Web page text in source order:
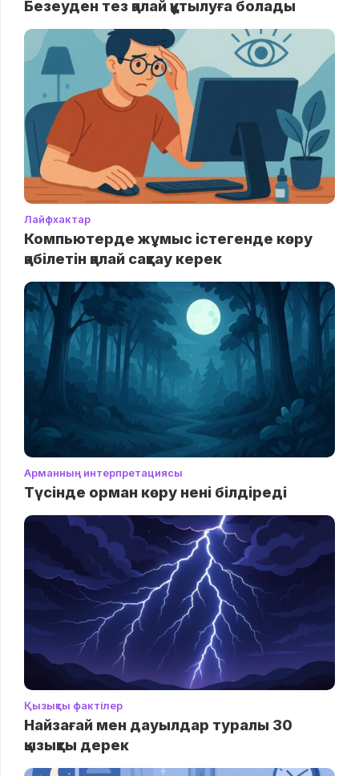
Безеуден тез қалай құтылуға болады
Лайфхактар
Компьютерде жұмыс істегенде көру
қабілетін қалай сақтау керек
Арманның интерпретациясы
Түсінде орман көру нені білдіреді
Қызықты фактілер
Найзағай мен дауылдар туралы 30
қызықты дерек